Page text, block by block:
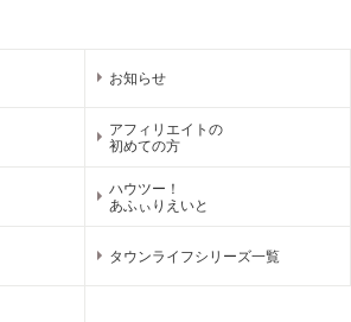
お知らせ
アフィリエイトの
初めての方
ハウツー！
あふぃりえいと
タウンライフシリーズ一覧